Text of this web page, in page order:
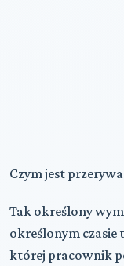
Czym jest
Tak określony
określonym czasie
której pracownik